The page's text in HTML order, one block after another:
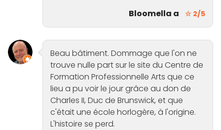
Bloomella a
☆ 2/5
Beau bâtiment. Dommage que l'on ne
trouve nulle part sur le site du Centre de
Formation Professionnelle Arts que ce
lieu a pu voir le jour grâce au don de
Charles II, Duc de Brunswick, et que
c'était une école horlogère, à l'origine.
L'histoire se perd.